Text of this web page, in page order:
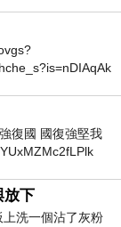
的齒輪結構
就來自下圖所
，就是與周期
度的忽快忽
赤道儀來說，
，高級赤道
復國 國復強堅我
放下
洗一個沾了灰粉